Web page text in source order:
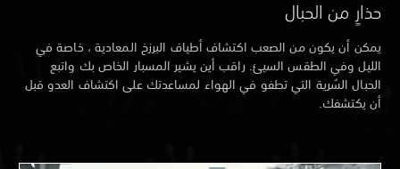
حذارٍ من الحبال
يمكن أن يكون من الصعب اكتشاف أطياف البرزخ المعادية ، خاصة في
الليل وفي الطقس السيئ. راقب أين يشير المسبار الخاص بك واتبع
الحبال السُرية التي تطفو في الهواء لمساعدتك على اكتشاف العدو قبل
أن يكتشفك.